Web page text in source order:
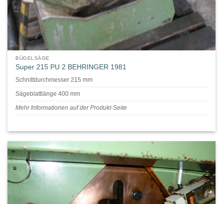
BÜGELSÄGE
Super 215 PU 2 BEHRINGER 1981
Schnittdurchmesser 215 mm
Sägeblattlänge 400 mm
Mehr Informationen auf der Produkt-Seite